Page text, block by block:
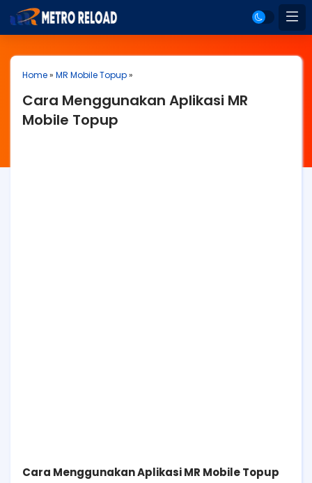
Home» MR Mobile Topup»
Cara Menggunakan Aplikasi MR
Mobile Topup
Cara Menggunakan Aplikasi MR Mobile Topup